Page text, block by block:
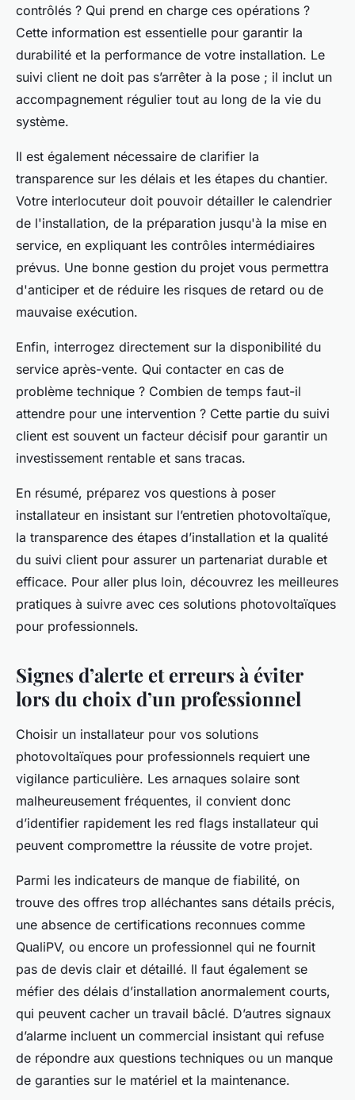
contrôlés ? Qui prend en charge ces opérations ?
Cette information est essentielle pour garantir la
durabilité et la performance de votre installation. Le
suivi client ne doit pas s’arrêter à la pose ; il inclut un
accompagnement régulier tout au long de la vie du
système.
Il est également nécessaire de clarifier la
transparence sur les délais et les étapes du chantier.
Votre interlocuteur doit pouvoir détailler le calendrier
de l'installation, de la préparation jusqu'à la mise en
service, en expliquant les contrôles intermédiaires
prévus. Une bonne gestion du projet vous permettra
d'anticiper et de réduire les risques de retard ou de
mauvaise exécution.
Enfin, interrogez directement sur la disponibilité du
service après-vente. Qui contacter en cas de
problème technique ? Combien de temps faut-il
attendre pour une intervention ? Cette partie du suivi
client est souvent un facteur décisif pour garantir un
investissement rentable et sans tracas.
En résumé, préparez vos questions à poser
installateur en insistant sur l’entretien photovoltaïque,
la transparence des étapes d’installation et la qualité
du suivi client pour assurer un partenariat durable et
efficace. Pour aller plus loin, découvrez les meilleures
pratiques à suivre avec ces solutions photovoltaïques
pour professionnels.
Signes d’alerte et erreurs à éviter
lors du choix d’un professionnel
Choisir un installateur pour vos solutions
photovoltaïques pour professionnels requiert une
vigilance particulière. Les arnaques solaire sont
malheureusement fréquentes, il convient donc
d’identifier rapidement les red flags installateur qui
peuvent compromettre la réussite de votre projet.
Parmi les indicateurs de manque de fiabilité, on
trouve des offres trop alléchantes sans détails précis,
une absence de certifications reconnues comme
QualiPV, ou encore un professionnel qui ne fournit
pas de devis clair et détaillé. Il faut également se
méfier des délais d’installation anormalement courts,
qui peuvent cacher un travail bâclé. D’autres signaux
d’alarme incluent un commercial insistant qui refuse
de répondre aux questions techniques ou un manque
de garanties sur le matériel et la maintenance.